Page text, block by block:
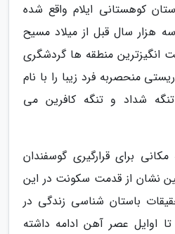
کوهستانی ایلام واقع شده
هزار سال قبل از میلاد مسیح
انگیزترین منطقه ها گردشگری
منحصربه فرد زیبا را با نام
شداد و تنگه کافرین می
برای قرارگیری گوسفندان
نشان از قدمت سکونت در این
باستان شناسی زندگی در
اوایل عصر آهن ادامه داشته